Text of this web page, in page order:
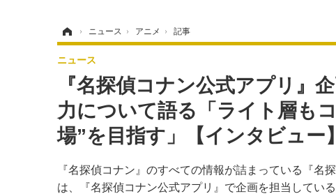
› ニュース › アニメ › 記事
『名探偵コナン公式アプリ』
力について語る「ライト層も
場”を目指す」【インタビュー】
『名探偵コナン』のすべての情報が詰まっている『
は、『名探偵コナン公式アプリ』で企画を担当してい
ニュース